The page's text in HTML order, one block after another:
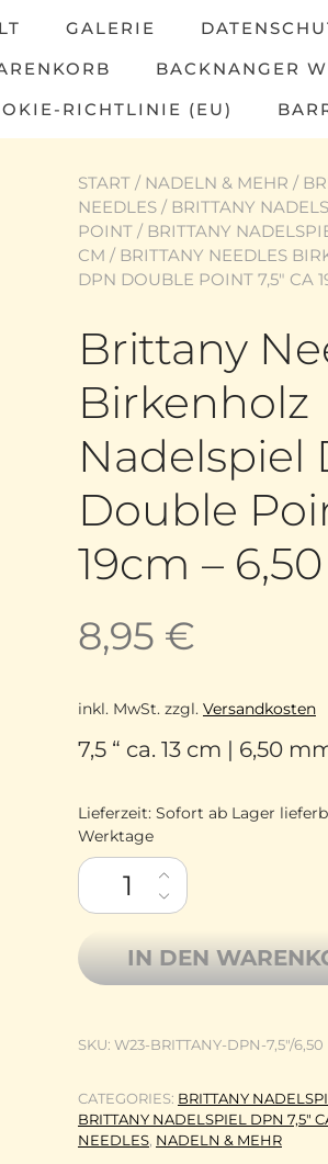
GALERIE
BACKNANGER
RICHTLINIE (EU)
START / NADELN & MEHR /
NEEDLES / BRITTANY
POINT / BRITTANY
CM / BRITTANY NEEDLES
DPN DOUBLE POINT 7,5″ CA
Brittany
Birkenholz
Nadelspiel
Double
19cm –
8,95 €
inkl. MwSt. zzgl. Versandkosten
7,5 “ ca. 13 cm | 6,50
Lieferzeit: Sofort ab Lager
Werktage
Brittany Needles Birkenholz
IN DEN
SKU: W23-BRITTANY-DPN-7,5"/6,50
CATEGORIES: BRITTANY
BRITTANY NADELSPIEL DPN 7,5"
NEEDLES NADELN & MEHR